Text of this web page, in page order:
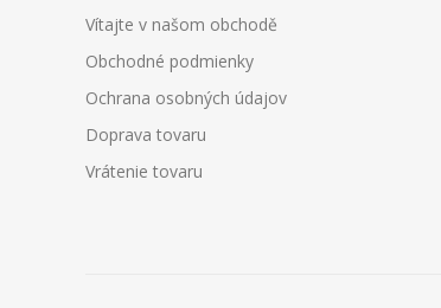
Vítajte v našom obchodě
Obchodné podmienky
Ochrana osobných údajov
Doprava tovaru
Vrátenie tovaru